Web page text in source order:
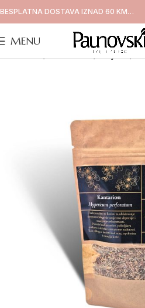
BESPLATNA DOSTAVA IZNAD 60 KM…
MENU
/Čajevi